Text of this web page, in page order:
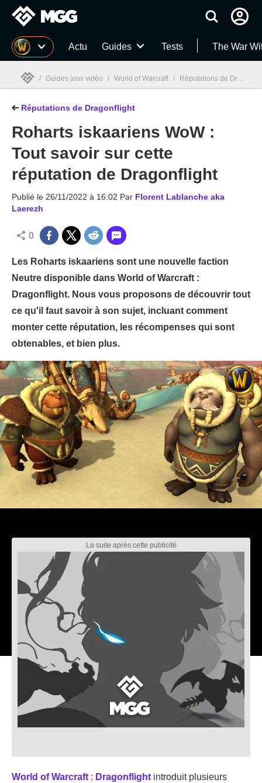
MGG Actu Guides Tests The War
MGG
/ Guides jeux vidéo / World of Warcraft / Réputations de Dragonflight
Réputations de Dragonflight
Roharts iskaariens WoW :
Tout savoir sur cette
réputation de Dragonflight
Publié le 26/11/2022 à 16:02 Par Florent Lablanche aka
Laerezh
0
Les Roharts iskaariens sont une nouvelle faction
Neutre disponible dans World of Warcraft :
Dragonflight. Nous vous proposons de découvrir tout
ce qu'il faut savoir à son sujet, incluant comment
monter cette réputation, les récompenses qui sont
obtenables, et bien plus.
World of Warcraft : Dragonflight introduit plusieurs